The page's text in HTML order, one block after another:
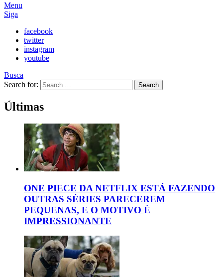
Menu
Siga
facebook
twitter
instagram
youtube
Busca
Search for:
Search
Últimas
ONE PIECE DA NETFLIX ESTÁ FAZENDO
OUTRAS SÉRIES PARECEREM
PEQUENAS, E O MOTIVO É
IMPRESSIONANTE